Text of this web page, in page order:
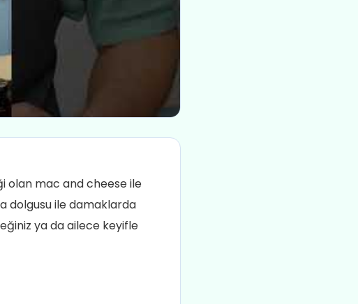
olan mac and cheese ile
dolgusu ile damaklarda
ya da ailece keyifle